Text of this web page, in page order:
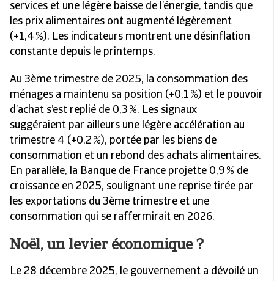
services et une légère baisse de l’énergie, tandis que
les prix alimentaires ont augmenté légèrement
(+1,4 %). Les indicateurs montrent une désinflation
constante depuis le printemps.
Au 3ème trimestre de 2025, la consommation des
ménages a maintenu sa position (+0,1 %) et le pouvoir
d’achat s’est replié de 0,3 %. Les signaux
suggéraient par ailleurs une légère accélération au
trimestre 4 (+0,2 %), portée par les biens de
consommation et un rebond des achats alimentaires.
En parallèle, la Banque de France projette 0,9 % de
croissance en 2025, soulignant une reprise tirée par
les exportations du 3ème trimestre et une
consommation qui se raffermirait en 2026.
Noël, un levier économique ?
Le 28 décembre 2025, le gouvernement a dévoilé un